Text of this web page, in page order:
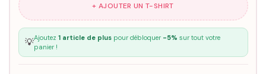
+ AJOUTER UN T-SHIRT
💡Ajoutez 1 article de pluspour débloquer -5% sur tout votre
panier !